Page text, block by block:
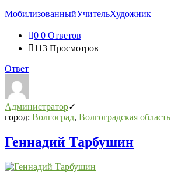
МобилизованныйУчительХудожник
0 0 Ответов
113 Просмотров
Ответ
Администратор
город: Волгоград, Волгоградская область
Геннадий Тарбушин